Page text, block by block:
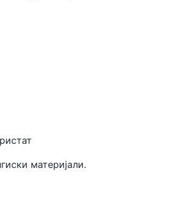
се користат
материјали.